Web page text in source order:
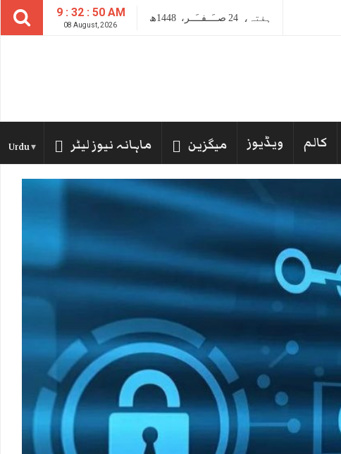
9 : 32 : 51 AM
08 August, 2026
ہفتہ، 24 صــَــفــَــر، 1448ھ
کالم ویڈیوز میگزین ماہانہ نیوز لیٹر Urdu